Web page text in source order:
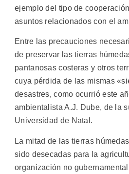
ejemplo del tipo de
asuntos relacionados con el
Entre las precauciones
de preservar las tierras
pantanosas costeras y otros
cuya pérdida de las mismas
desastres, como ocurrió este
ambientalista A.J. Dube, de la
Universidad de Natal.
La mitad de las tierras
sido desecadas para la
organización no